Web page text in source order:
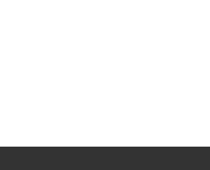
un artículo?